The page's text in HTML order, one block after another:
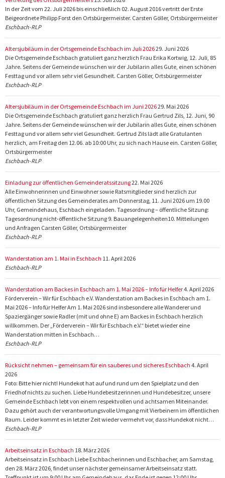
In der Zeit vom 22. Juli 2026 bis einschließlich 02. August 2016 vertritt der Erste
Beigeordnete Philipp Forst den Ortsbürgermeister. Carsten Göller, Ortsbürgermeister
Eschbach-RLP
Altersjubiläum in der Ortsgemeinde Eschbach im Juli 202629. Juni 2026
Die Ortsgemeinde Eschbach gratuliert ganz herzlich Frau Erika Kortwig, 12. Juli, 85
Jahre. Seitens der Gemeinde wünschen wir der Jubilarin alles Gute, einen schönen
Festtag und vor allem sehr viel Gesundheit. Carsten Göller, Ortsbürgermeister
Eschbach-RLP
Altersjubiläum in der Ortsgemeinde Eschbach im Juni 202629. Mai 2026
Die Ortsgemeinde Eschbach gratuliert ganz herzlich Frau Gertrud Zils, 12. Juni, 90
Jahre. Seitens der Gemeinde wünschen wir der Jubilarin alles Gute, einen schönen
Festtag und vor allem sehr viel Gesundheit. Gertrud Zils lädt alle Gratulanten
herzlich, am Freitag den 12.06. ab 10:00 Uhr, zu sich nach Hause ein. Carsten Göller,
Ortsbürgermeister
Eschbach-RLP
Einladung zur öffentlichen Gemeinderatssitzung22. Mai 2026
Alle Einwohnerinnen und Einwohner sowie Ratsmitglieder sind herzlich zur
öffentlichen Sitzung des Gemeinderates am Donnerstag, 11. Juni 2026 um 19.00
Uhr, Gemeindehaus, Eschbach eingeladen. Tagesordnung – öffentliche Sitzung:
Tagesordnung nicht-öffentliche Sitzung 9. Bauangelegenheiten10. Mitteilungen
und Anfragen Carsten Göller, Ortsbürgermeister
Eschbach-RLP
Wanderstation am 1. Mai in Eschbach 11. April 2026
Eschbach-RLP
Wanderstation am Backes in Eschbach am 1. Mai 2026 – Info für Helfer4. April 2026
Förderverein – Wir für Eschbach e.V. Wanderstation am Backes in Eschbach am 1.
Mai 2026 – Info für Helfer Am 1. Mai 2026 sind insbesondere alle Wanderer und
Spaziergänger sowie Radler (mit und ohne E) am Backes in Eschbach herzlich
willkommen. Der „Förderverein – Wir für Eschbach e.V.“ bietet wieder eine
Wanderstation mitten in Eschbach…
Eschbach-RLP
Rücksicht nehmen – gemeinsam für ein sauberes und sicheres Eschbach 4. April
2026
Foto: Bitte hier nicht! Hundekot hat auf und rund um den Spielplatz und den
Friedhof nichts zu suchen. Liebe Hundebesitzerinnen und Hundebesitzer, unsere
Gemeinde Eschbach lebt von einem respektvollen und achtsamen Miteinander.
Dazu gehört auch der verantwortungsvolle Umgang mit Vierbeinern im öffentlichen
Raum. Leider kommt es in letzter Zeit wieder vermehrt vor, dass Hundekot nicht…
Eschbach-RLP
Arbeitseinsatz in Eschbach 18. März 2026
Arbeitseinsatz in Eschbach Liebe Eschbacherinnen und Eschbacher, am Samstag,
den 28. März 2026, findet unser nächster gemeinsamer Arbeitseinsatz statt.